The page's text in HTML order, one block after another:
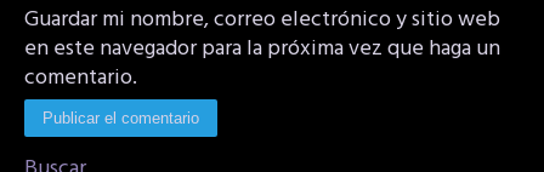
Guardar mi nombre, correo electrónico y sitio web
en este navegador para la próxima vez que haga un
comentario.